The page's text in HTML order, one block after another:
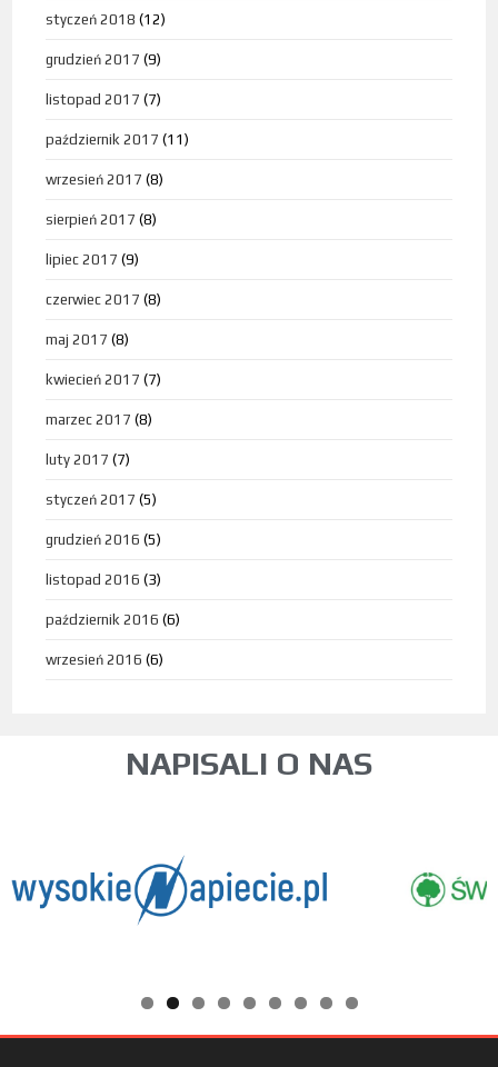
styczeń 2018 (12)
grudzień 2017 (9)
listopad 2017 (7)
październik 2017 (11)
wrzesień 2017 (8)
sierpień 2017 (8)
lipiec 2017 (9)
czerwiec 2017 (8)
maj 2017 (8)
kwiecień 2017 (7)
marzec 2017 (8)
luty 2017 (7)
styczeń 2017 (5)
grudzień 2016 (5)
listopad 2016 (3)
październik 2016 (6)
wrzesień 2016 (6)
NAPISALI O NAS